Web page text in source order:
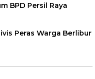
BPD Persil Raya
Peras Warga Berlibur